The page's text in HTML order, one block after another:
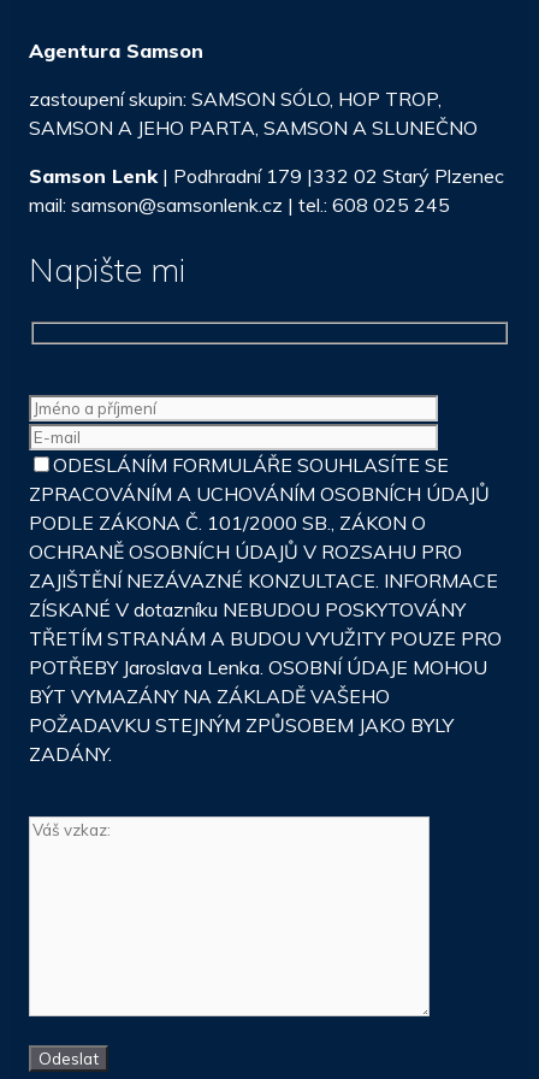
Agentura Samson
zastoupení skupin: SAMSON SÓLO, HOP TROP,
SAMSON A JEHO PARTA, SAMSON A SLUNEČNO
Samson Lenk| Podhradní 179 |332 02 Starý Plzenec
mail: samson@samsonlenk.cz | tel.: 608 025 245
Napište mi
ODESLÁNÍM FORMULÁŘE SOUHLASÍTE SE
ZPRACOVÁNÍM A UCHOVÁNÍM OSOBNÍCH ÚDAJŮ
PODLE ZÁKONA Č. 101/2000 SB., ZÁKON O
OCHRANĚ OSOBNÍCH ÚDAJŮ V ROZSAHU PRO
ZAJIŠTĚNÍ NEZÁVAZNÉ KONZULTACE. INFORMACE
ZÍSKANÉ V dotazníku NEBUDOU POSKYTOVÁNY
TŘETÍM STRANÁM A BUDOU VYUŽITY POUZE PRO
POTŘEBY Jaroslava Lenka. OSOBNÍ ÚDAJE MOHOU
BÝT VYMAZÁNY NA ZÁKLADĚ VAŠEHO
POŽADAVKU STEJNÝM ZPŮSOBEM JAKO BYLY
ZADÁNY.